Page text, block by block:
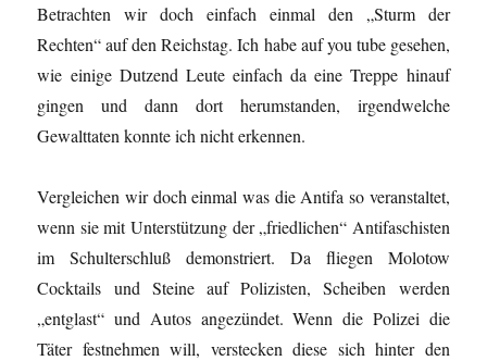
Betrachten wir doch einfach einmal den „Sturm der
Rechten“ auf den Reichstag. Ich habe auf you tube gesehen,
wie einige Dutzend Leute einfach da eine Treppe hinauf
gingen und dann dort herumstanden, irgendwelche
Gewalttaten konnte ich nicht erkennen.
Vergleichen wir doch einmal was die Antifa so veranstaltet,
wenn sie mit Unterstützung der „friedlichen“ Antifaschisten
im Schulterschluß demonstriert. Da fliegen Molotow
Cocktails und Steine auf Polizisten, Scheiben werden
„entglast“ und Autos angezündet. Wenn die Polizei die
Täter festnehmen will, verstecken diese sich hinter den